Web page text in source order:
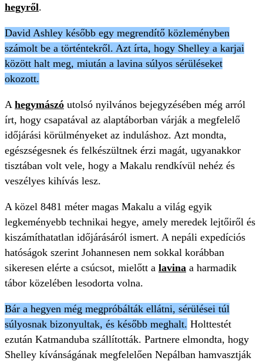
hegyről.
David Ashley később egy megrendítő közleményben
számolt be a történtekről. Azt írta, hogy Shelley a karjai
között halt meg, miután a lavina súlyos sérüléseket
okozott.
A hegymászó utolsó nyilvános bejegyzésében még arról
írt, hogy csapatával az alaptáborban várják a megfelelő
időjárási körülményeket az induláshoz. Azt mondta,
egészségesnek és felkészültnek érzi magát, ugyanakkor
tisztában volt vele, hogy a Makalu rendkívül nehéz és
veszélyes kihívás lesz.
A közel 8481 méter magas Makalu a világ egyik
legkeményebb technikai hegye, amely meredek lejtőiről és
kiszámíthatatlan időjárásáról ismert. A nepáli expedíciós
hatóságok szerint Johannesen nem sokkal korábban
sikeresen elérte a csúcsot, mielőtt a lavina a harmadik
tábor közelében lesodorta volna.
Bár a hegyen még megpróbálták ellátni, sérülései túl
súlyosnak bizonyultak, és később meghalt. Holttestét
ezután Katmanduba szállították. Partnere elmondta, hogy
Shelley kívánságának megfelelően Nepálban hamvasztják